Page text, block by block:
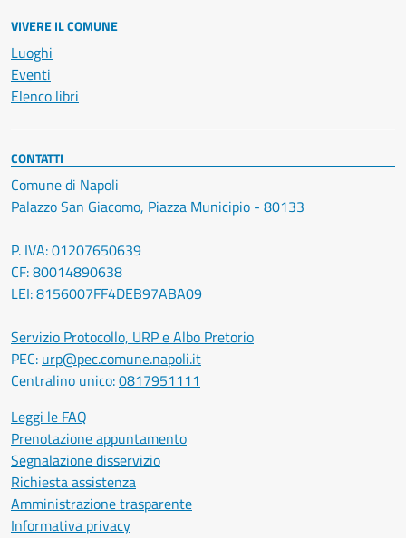
VIVERE IL COMUNE
Luoghi
Eventi
Elenco libri
CONTATTI
Comune di Napoli
Palazzo San Giacomo, Piazza Municipio - 80133
P. IVA: 01207650639
CF: 80014890638
LEI: 8156007FF4DEB97ABA09
Servizio Protocollo, URP e Albo Pretorio
PEC: urp@pec.comune.napoli.it
Centralino unico:0817951111
Leggi le FAQ
Prenotazione appuntamento
Segnalazione disservizio
Richiesta assistenza
Amministrazione trasparente
Informativa privacy